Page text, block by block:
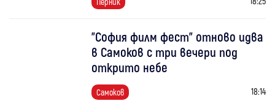
"София филм фест" отново идва
в Самоков с три вечери под
открито небе
Самоков 18:14